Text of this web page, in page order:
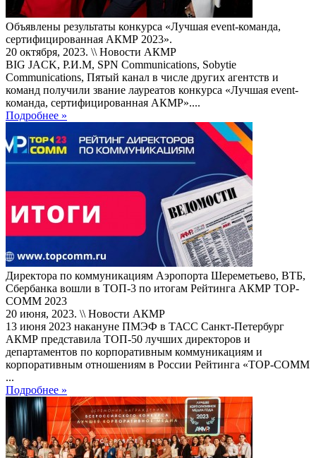
Объявлены результаты конкурса «Лучшая event-команда,
сертифицированная АКМР 2023».
20 октября, 2023. \\ Новости АКМР
BIG JACK, Р.И.М, SPN Communications, Sobytie
Communications, Пятый канал в числе других агентств и
команд получили звание лауреатов конкурса «Лучшая event-
команда, сертифицированная АКМР»....
Подробнее »
Директора по коммуникациям Аэропорта Шереметьево, ВТБ,
Сбербанка вошли в ТОП-3 по итогам Рейтинга АКМР TOP-
COMM 2023
20 июня, 2023. \\ Новости АКМР
13 июня 2023 накануне ПМЭФ в ТАСС Санкт-Петербург
АКМР представила ТОП-50 лучших директоров и
департаментов по корпоративным коммуникациям и
корпоративным отношениям в России Рейтинга «ТОР-СОММ
...
Подробнее »